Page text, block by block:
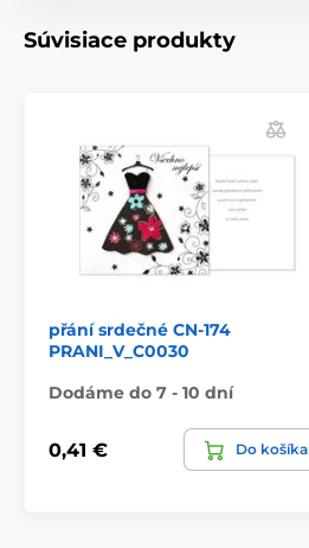
Súvisiace produkty
přání srdečné CN-174
PRANI_V_C0030
Dodáme do 7 - 10 dní
0,41 € Do košíka